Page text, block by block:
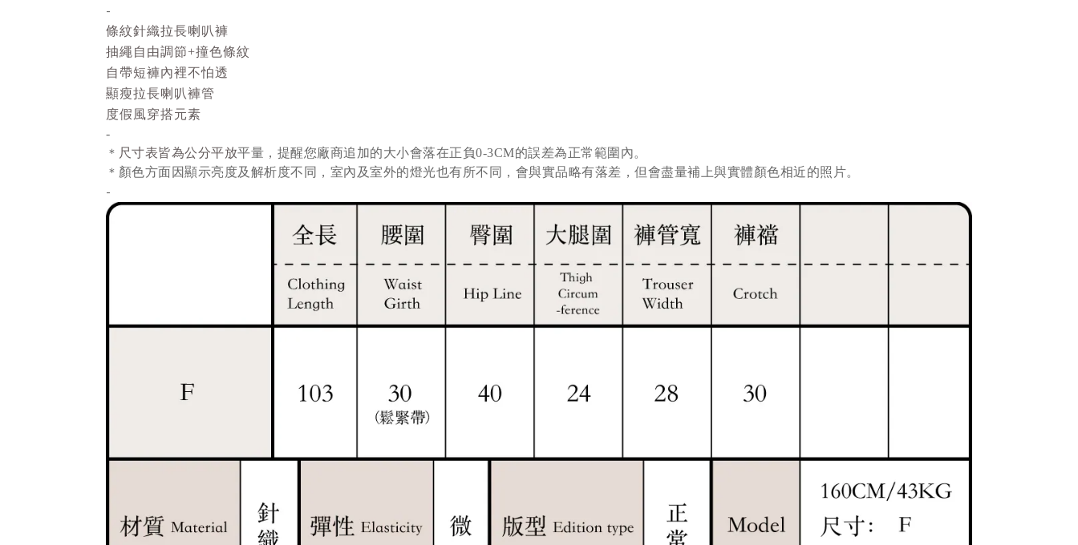
-
條紋針織拉長喇叭褲
抽繩自由調節+撞色條紋
自帶短褲內裡不怕透
顯瘦拉長喇叭褲管
度假風穿搭元素
-
＊ 尺寸表皆為公分平放平量 ，提醒您廠商追加的大小會落在正負0-3CM的誤差為正常範圍內。
＊ 顏色方面因顯示亮度及解析度不同，室內及室外的燈光也有所不同，會與實品略有落差，但會盡量補上與實體顏色相近的照片。
-